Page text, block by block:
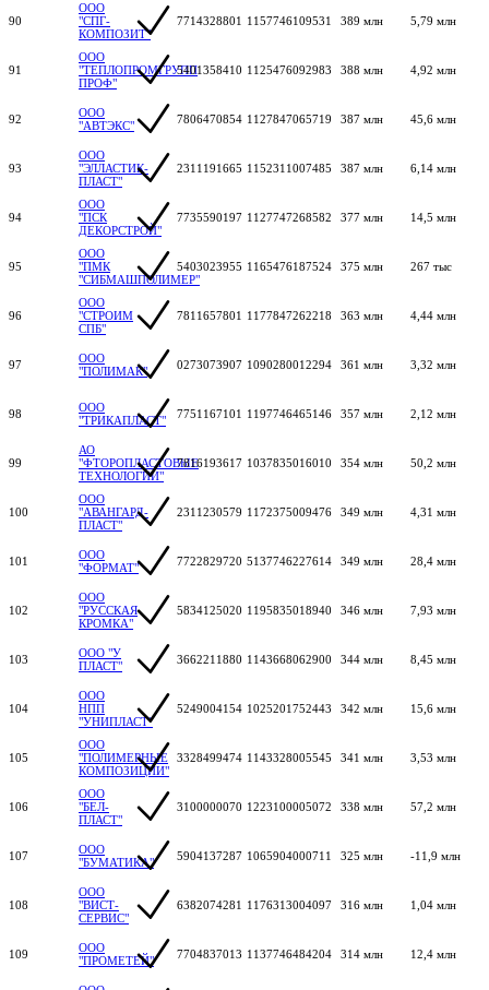
90
ООО
"СПГ-
КОМПОЗИТ"
7714328801 1157746109531 389 млн 5,79 млн
91
ООО
"ТЕПЛОПРОМГРУПП
ПРОФ"
5401358410 1125476092983 388 млн 4,92 млн
92
ООО
"АВТЭКС"
7806470854 1127847065719 387 млн 45,6 млн
93
ООО
"ЭЛЛАСТИК-
ПЛАСТ"
2311191665 1152311007485 387 млн 6,14 млн
94
ООО
"ПСК
ДЕКОРСТРОЙ"
7735590197 1127747268582 377 млн 14,5 млн
95
ООО
"ПМК
"СИБМАШПОЛИМЕР"
5403023955 1165476187524 375 млн 267 тыс
96
ООО
"СТРОИМ
СПБ"
7811657801 1177847262218 363 млн 4,44 млн
97
ООО
"ПОЛИМАК"
0273073907 1090280012294 361 млн 3,32 млн
98
ООО
"ТРИКАПЛАСТ"
7751167101 1197746465146 357 млн 2,12 млн
99
АО
"ФТОРОПЛАСТОВЫЕ
ТЕХНОЛОГИИ"
7816193617 1037835016010 354 млн 50,2 млн
100
ООО
"АВАНГАРД-
ПЛАСТ"
2311230579 1172375009476 349 млн 4,31 млн
101
ООО
"ФОРМАТ"
7722829720 5137746227614 349 млн 28,4 млн
102
ООО
"РУССКАЯ
КРОМКА"
5834125020 1195835018940 346 млн 7,93 млн
103
ООО "У
ПЛАСТ"
3662211880 1143668062900 344 млн 8,45 млн
104
ООО
НПП
"УНИПЛАСТ"
5249004154 1025201752443 342 млн 15,6 млн
105
ООО
"ПОЛИМЕРНЫЕ
КОМПОЗИЦИИ"
3328499474 1143328005545 341 млн 3,53 млн
106
ООО
"БЕЛ-
ПЛАСТ"
3100000070 1223100005072 338 млн 57,2 млн
107
ООО
"БУМАТИКА"
5904137287 1065904000711 325 млн -11,9 млн
108
ООО
"ВИСТ-
СЕРВИС"
6382074281 1176313004097 316 млн 1,04 млн
109
ООО
"ПРОМЕТЕЙ"
7704837013 1137746484204 314 млн 12,4 млн